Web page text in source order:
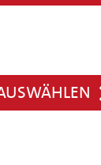
; Langenhagen
Festwoche
mit einem
Sie sich